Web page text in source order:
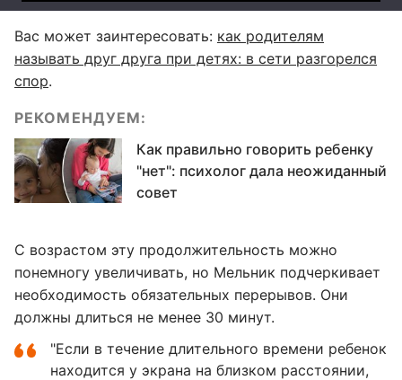
Вас может заинтересовать: как родителям
называть друг друга при детях: в сети разгорелся
спор.
РЕКОМЕНДУЕМ:
Как правильно говорить ребенку
"нет": психолог дала неожиданный
совет
С возрастом эту продолжительность можно
понемногу увеличивать, но Мельник подчеркивает
необходимость обязательных перерывов. Они
должны длиться не менее 30 минут.
"Если в течение длительного времени ребенок
находится у экрана на близком расстоянии,